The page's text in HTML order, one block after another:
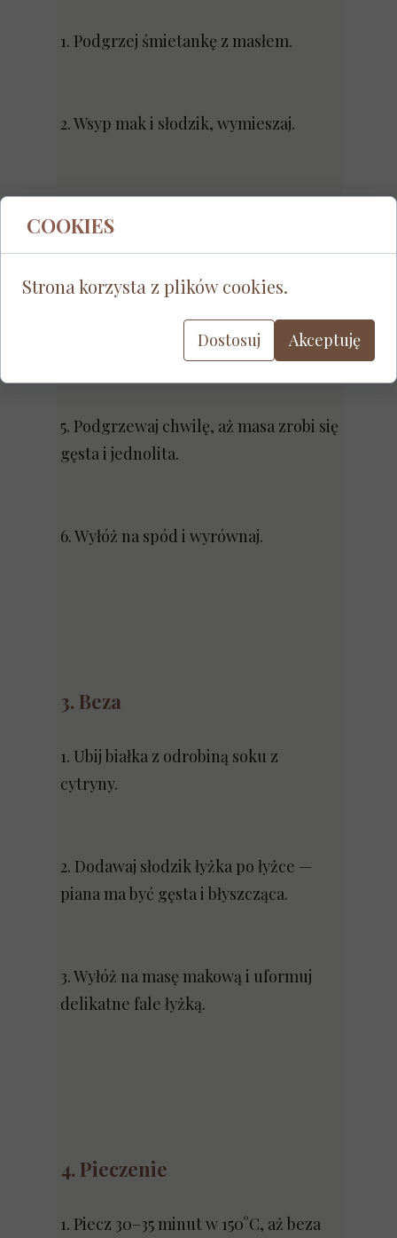
1. Podgrzej śmietankę z masłem.
2. Wsyp mak i słodzik, wymieszaj.
skórkę cytrusową i orzechy.
4. Na koniec dorzuć żurawinę lub
maliny liofilizowane.
5. Podgrzewaj chwilę, aż masa zrobi się
gęsta i jednolita.
6. Wyłóż na spód i wyrównaj.
3. Beza
1. Ubij białka z odrobiną soku z
cytryny.
2. Dodawaj słodzik łyżka po łyżce —
piana ma być gęsta i błyszcząca.
3. Wyłóż na masę makową i uformuj
delikatne fale łyżką.
4. Pieczenie
1. Piecz 30–35 minut w 150°C, aż beza
COOKIES
Strona korzysta z plików cookies.
Dostosuj Akceptuję